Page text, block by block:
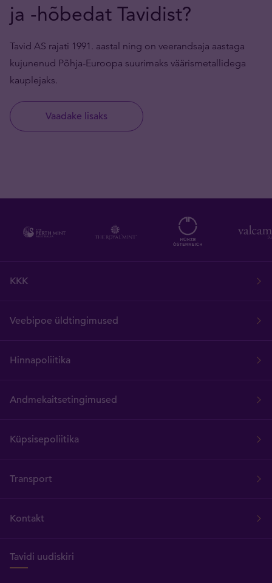
ja -hõbedat Tavidist?
Tavid AS rajati 1991. aastal ning on veerandsaja aastaga
kujunenud Põhja-Euroopa suurimaks väärismetallidega
kauplejaks.
Vaadake lisaks
KKK
Veebipoe üldtingimused
Hinnapoliitika
Andmekaitsetingimused
Küpsisepoliitika
Transport
Kontakt
Tavidi uudiskiri